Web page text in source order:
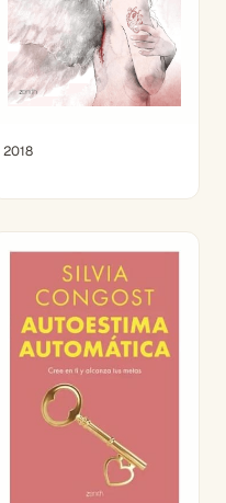
2018